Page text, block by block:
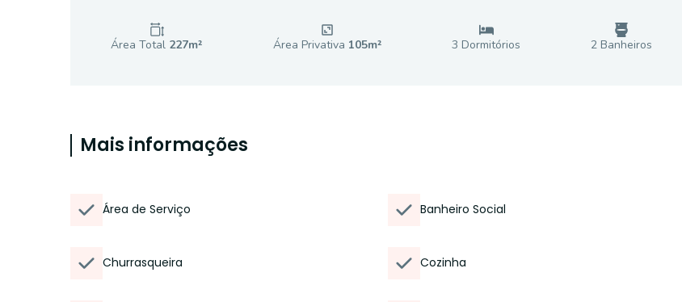
Área Total 227m² Área Privativa 105m² 3 Dormitórios 2Banheiros
Mais informações
Área de Serviço Banheiro Social
Churrasqueira Cozinha